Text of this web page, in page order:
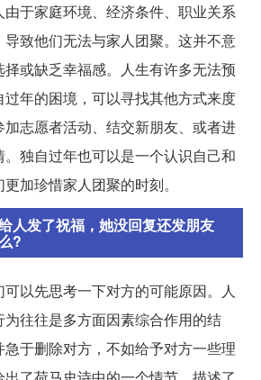
于家庭环境、经济条件、职业关系
致他们无法与家人团聚。这并不意
或缺乏幸福感。人生有许多无法预
年的困境，可以寻找其他方式来度
志愿者活动、结交新朋友、或者进
独自过年也可以是一个认识自己和
加珍惜家人团聚的时刻。
人发了祝福，她没回复还发朋友
?
以先思考一下对方的可能原因。人
往往是多方面因素综合作用的结
于删除对方，不如给予对方一些理